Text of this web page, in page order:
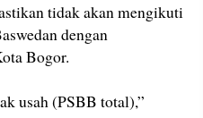
tidak akan mengikuti
dengan
Bogor.
usah (PSBB total),”